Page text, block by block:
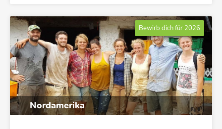
Nordamerika
Bewirb dich für 2026